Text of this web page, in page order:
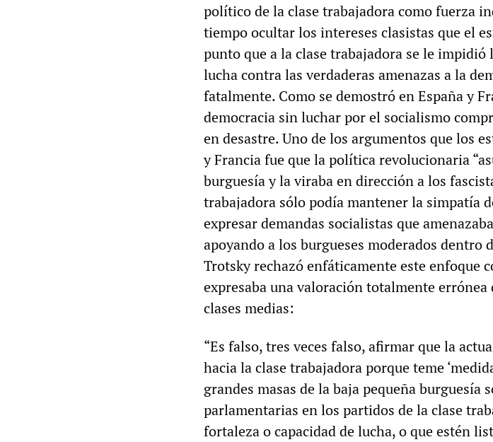
político de la clase trabajadora como fuerza
tiempo ocultar los intereses clasistas que el
punto que a la clase trabajadora se le
lucha contra las verdaderas amenazas a la
fatalmente. Como se demostró en España y
democracia sin luchar por el socialismo
en desastre. Uno de los argumentos que los
y Francia fue que la política revolucionaria
burguesía y la viraba en dirección a los
trabajadora sólo podía mantener la simpatía
expresar demandas socialistas que
apoyando a los burgueses moderados dentro
Trotsky rechazó enfáticamente este enfoque
expresaba una valoración totalmente errónea
clases medias:
“Es falso, tres veces falso, afirmar que la
hacia la clase trabajadora porque teme
grandes masas de la baja pequeña burguesía
parlamentarias en los partidos de la clase
fortaleza o capacidad de lucha, o que estén